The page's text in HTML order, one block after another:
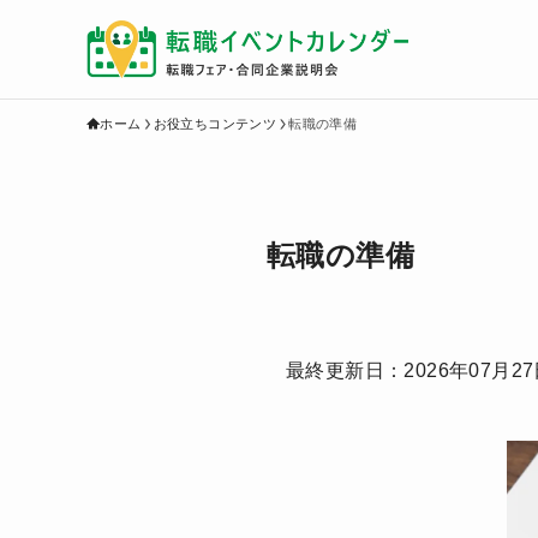
ホーム お役立ちコンテンツ 転職の準備
転職の準備
最終更新日： 2026年07月27